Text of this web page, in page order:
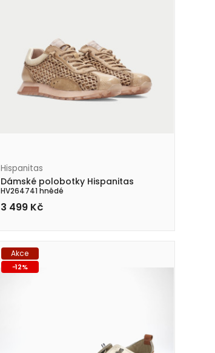
Hispanitas
Dámské polobotky Hispanitas
HV264741 hnědé
3 499 Kč
Akce
-12%